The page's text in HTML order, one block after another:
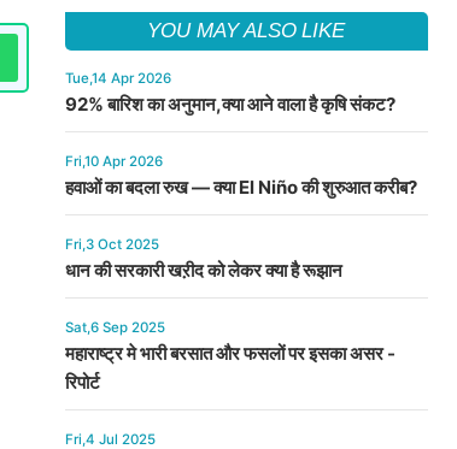
YOU MAY ALSO LIKE
Tue,14 Apr 2026
92% बारिश का अनुमान,क्या आने वाला है कृषि संकट?
Fri,10 Apr 2026
हवाओं का बदला रुख — क्या El Niño की शुरुआत करीब?
Fri,3 Oct 2025
धान की सरकारी खऱीद को लेकर क्या है रूझान
Sat,6 Sep 2025
महाराष्ट्र मे भारी बरसात और फसलों पर इसका असर -
रिपोर्ट
Fri,4 Jul 2025